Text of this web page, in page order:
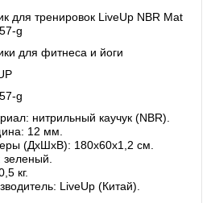
для тренировок LiveUp NBR Mat
g
для фитнеса и йоги
g
нитрильный каучук (NBR).
12 мм.
(ДхШхВ): 180х60х1,2 см.
зеленый.
кг.
LiveUp (Китай).